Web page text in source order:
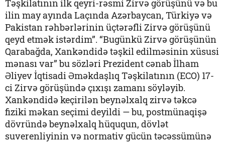
Təşkilatının ilk qeyri-rəsmi Zirvə görüşünü və bu
ilin may ayında Laçında Azərbaycan, Türkiyə və
Pakistan rəhbərlərinin üçtərəfli Zirvə görüşünü
qeyd etmək istərdim”. “Bugünkü Zirvə görüşünün
Qarabağda, Xankəndidə təşkil edilməsinin xüsusi
mənası var” bu sözləri Prezident cənab İlham
Əliyev İqtisadi Əməkdaşlıq Təşkilatının (ECO) 17-
ci Zirvə görüşündə çıxışı zamanı söyləyib.
Xankəndidə keçirilən beynəlxalq zirvə təkcə
fiziki məkan seçimi deyildi — bu, postmünaqişə
dövründə beynəlxalq hüququn, dövlət
suverenliyinin və normativ gücün təcəssümünə